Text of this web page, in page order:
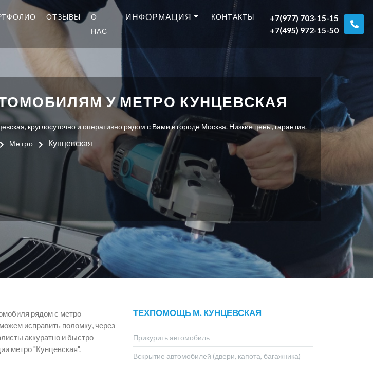
ОТЗЫВЫ
О
НАС
ИНФОРМАЦИЯ КОНТАКТЫ
+7(977) 703-15-15
+7(495) 972-15-50
У МЕТРО КУНЦЕВСКАЯ
круглосуточно и оперативно рядом с Вами в городе Москва. Низкие цены, гарантия.
Метро Кунцевская
рядом с метро
исправить поломку, через
аккуратно и быстро
метро "Кунцевская".
ТЕХПОМОЩЬ М. КУНЦЕВСКАЯ
Прикурить автомобиль
Вскрытие автомобилей (двери, капота, багажника)